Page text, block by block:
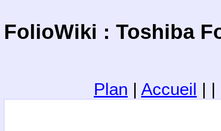
FolioWiki : Toshiba
Plan | Accueil | |